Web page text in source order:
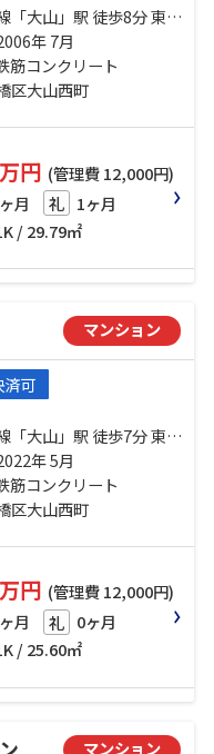
大山」駅 徒歩8分 東武
橋」駅 徒歩10分 都営
橋区役所前」駅 徒歩17
年 7月
筋コンクリート
区大山西町
円 (管理費 12,000円)
月 礼 1ヶ月
/ 29.79㎡
マンション
済可
大山」駅 徒歩7分 東武
橋」駅 徒歩13分 都営
橋区役所前」駅 徒歩18
年 5月
筋コンクリート
区大山西町
円 (管理費 12,000円)
月 礼 0ヶ月
/ 25.60㎡
マンション